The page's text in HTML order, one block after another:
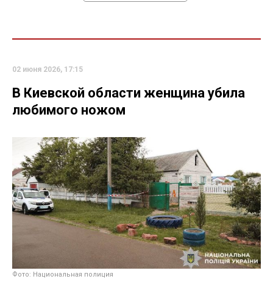
02 июня 2026, 17:15
В Киевской области женщина убила
любимого ножом
Фото: Национальная полиция